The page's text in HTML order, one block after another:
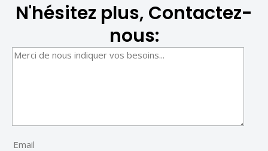
N'hésitez plus, Contactez-
nous: